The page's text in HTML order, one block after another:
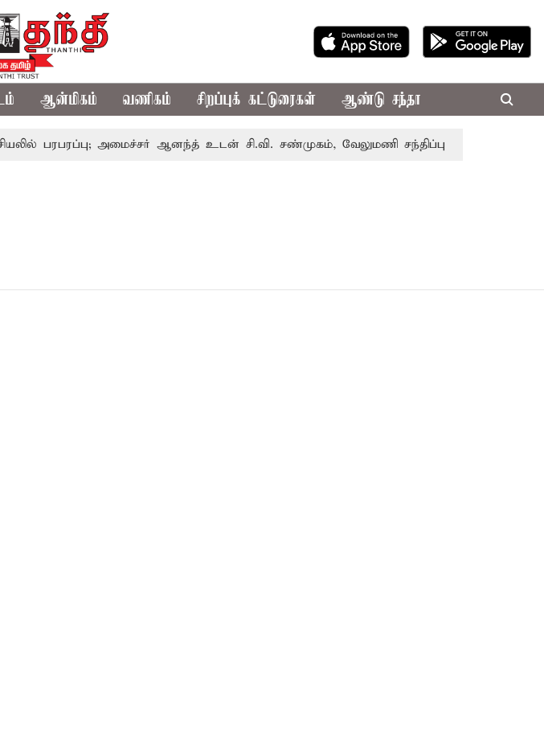
ஆன்மிகம் வணிகம் சிறப்புக் கட்டுரைகள் ஆண்டு சந்தா
பரபரப்பு; அமைச்சர் ஆனந்த் உடன் சி.வி. சண்முகம், வேலுமணி சந்திப்பு